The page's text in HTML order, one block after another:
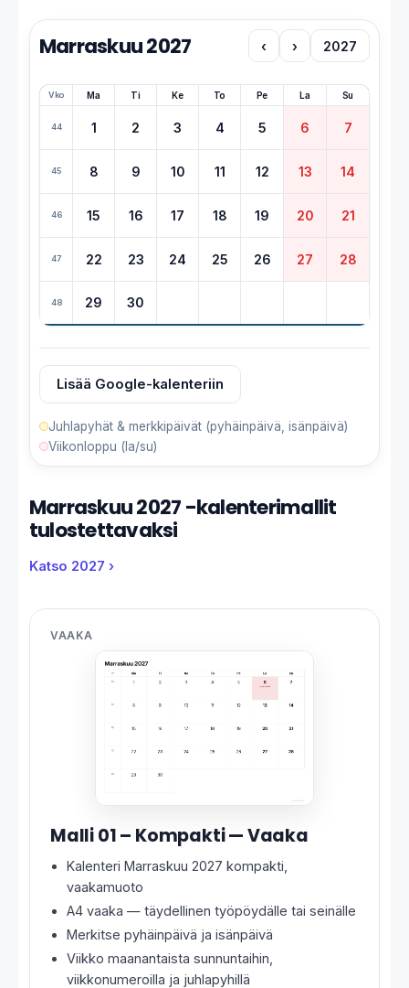
Marraskuu 2027 ‹ › 2027
Vko Ma Ti Ke To Pe La Su
44 1 2 3 4 5 6 7
45 8 9 10 11 12 13 14
46 15 16 17 18 19 20 21
47 22 23 24 25 26 27 28
48 29 30
Lisää Google-kalenteriin
Juhlapyhät & merkkipäivät (pyhäinpäivä, isänpäivä)
Viikonloppu (la/su)
Marraskuu 2027 -kalenterimallit
tulostettavaksi
Katso 2027 ›
VAAKA
Malli 01 – Kompakti — Vaaka
Kalenteri Marraskuu 2027 kompakti,
vaakamuoto
A4 vaaka — täydellinen työpöydälle tai seinälle
Merkitse pyhäinpäivä ja isänpäivä
Viikko maanantaista sunnuntaihin,
viikkonumeroilla ja juhlapyhillä